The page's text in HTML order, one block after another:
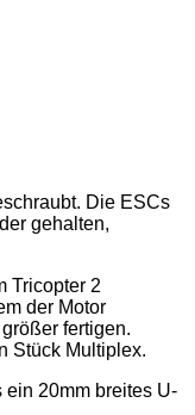
Die ESCs
gehalten,
Tricopter 2
der Motor
fertigen.
Stück Multiplex.
20mm breites U-